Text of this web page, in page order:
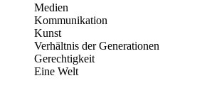
Medien
Kommunikation
Kunst
Verhältnis der Generationen
Gerechtigkeit
Eine Welt